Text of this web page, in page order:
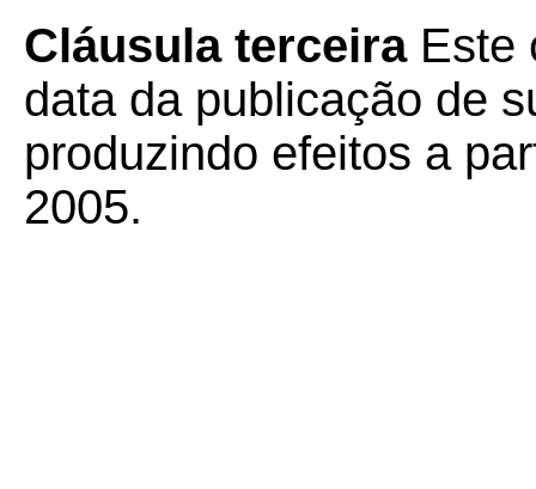
Cláusula terceira Este
data da publicação de
produzindo efeitos a
2005.